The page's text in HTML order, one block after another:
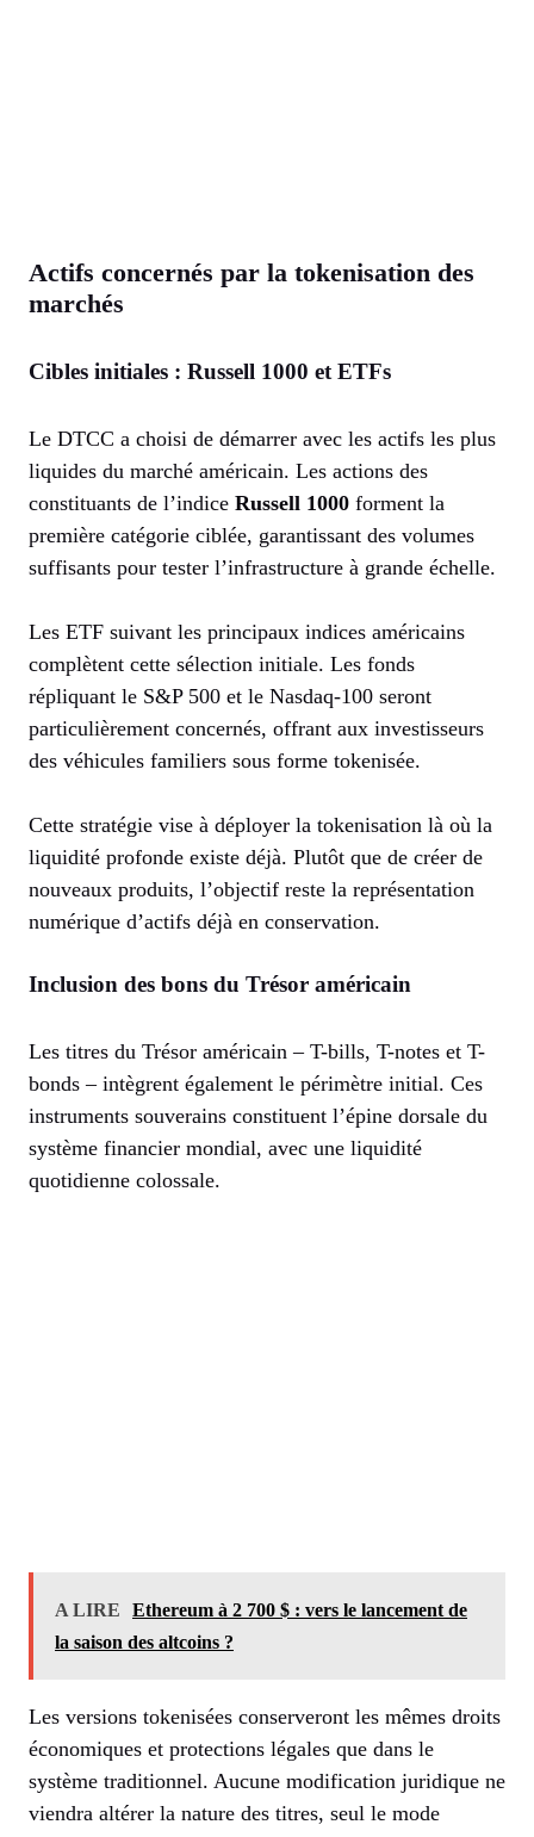
Actifs concernés par la tokenisation des
marchés
Cibles initiales : Russell 1000 et ETFs
Le DTCC a choisi de démarrer avec les actifs les plus
liquides du marché américain. Les actions des
constituants de l’indice Russell 1000 forment la
première catégorie ciblée, garantissant des volumes
suffisants pour tester l’infrastructure à grande échelle.
Les ETF suivant les principaux indices américains
complètent cette sélection initiale. Les fonds
répliquant le S&P 500 et le Nasdaq-100 seront
particulièrement concernés, offrant aux investisseurs
des véhicules familiers sous forme tokenisée.
Cette stratégie vise à déployer la tokenisation là où la
liquidité profonde existe déjà. Plutôt que de créer de
nouveaux produits, l’objectif reste la représentation
numérique d’actifs déjà en conservation.
Inclusion des bons du Trésor américain
Les titres du Trésor américain – T-bills, T-notes et T-
bonds – intègrent également le périmètre initial. Ces
instruments souverains constituent l’épine dorsale du
système financier mondial, avec une liquidité
quotidienne colossale.
A LIRE
Ethereum à 2 700 $ : vers le lancement de
la saison des altcoins ?
Les versions tokenisées conserveront les mêmes droits
économiques et protections légales que dans le
système traditionnel. Aucune modification juridique ne
viendra altérer la nature des titres, seul le mode